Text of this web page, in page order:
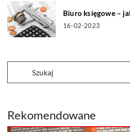
Biuro księgowe –
16-02-2023
Rekomendowane